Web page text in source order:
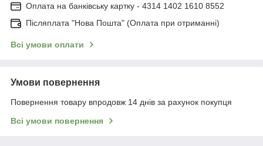
Оплата на банківську картку - 4314 1402 1610 8552
Післяплата "Нова Пошта" (Оплата при отриманні)
Всі умови оплати
Умови повернення
Повернення товару впродовж 14 днів за рахунок покупця
Всі умови повернення